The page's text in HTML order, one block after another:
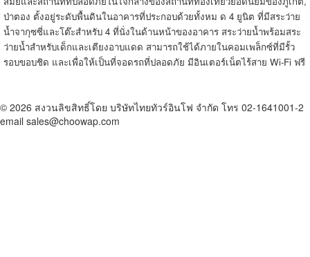
ป่าตอง ตั้งอยู่ระดับพื้นดินในอาคารที่ประกอบด้วยทั้งหม ด 4 ยูนิต ที่มีสระว่าย
น้ำจากุซซี่และโต๊ะสำหรับ 4 ที่นั่งในด้านหน้าของอาคาร สระว่ายน้ำพร้อมสระ
ว่ายน้ำสำหรับเด็กและเตียงอาบแดด สามารถใช้ได้ภายในคอมเพล็กซ์ที่มีรั้ว
รอบขอบชิด และเพื่อให้เป็นที่จอดรถที่ปลอดภัย มีอินเตอร์เน็ตไร้สาย Wi-Fi ฟรี
© 2026 สงวนลิขสิทธิ์โดย บริษัทไทยทัวร์อินโฟ จำกัด โทร 02-1641001-2
email sales@choowap.com